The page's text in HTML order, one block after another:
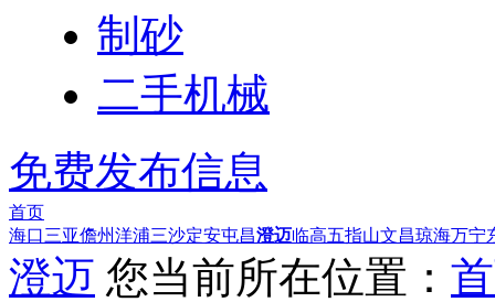
制砂
二手机械
免费发布信息
首页
海口三亚儋州洋浦三沙定安屯昌澄迈临高五指山文昌琼海万宁
澄迈 您当前所在位置：